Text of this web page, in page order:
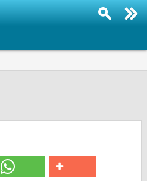
Veranstaltungen
KULTUR